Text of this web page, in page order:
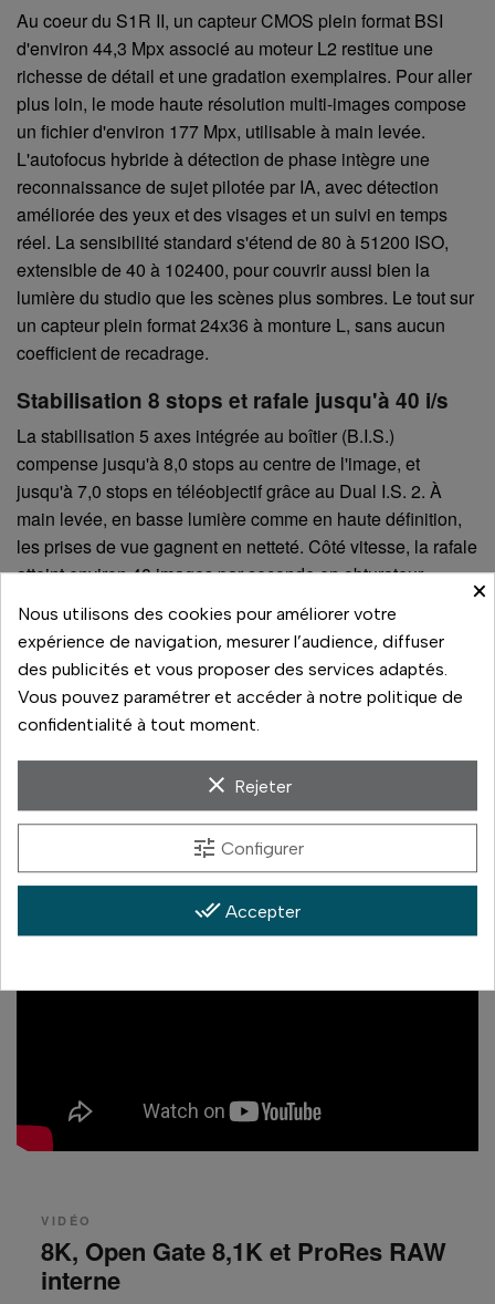
Au coeur du S1R II, un capteur CMOS plein format BSI
d'environ 44,3 Mpx associé au moteur L2 restitue une
richesse de détail et une gradation exemplaires. Pour aller
plus loin, le mode haute résolution multi-images compose
un fichier d'environ 177 Mpx, utilisable à main levée.
L'autofocus hybride à détection de phase intègre une
reconnaissance de sujet pilotée par IA, avec détection
améliorée des yeux et des visages et un suivi en temps
réel. La sensibilité standard s'étend de 80 à 51200 ISO,
extensible de 40 à 102400, pour couvrir aussi bien la
lumière du studio que les scènes plus sombres. Le tout sur
un capteur plein format 24x36 à monture L, sans aucun
coefficient de recadrage.
Stabilisation 8 stops et rafale jusqu'à 40 i/s
La stabilisation 5 axes intégrée au boîtier (B.I.S.)
compense jusqu'à 8,0 stops au centre de l'image, et
jusqu'à 7,0 stops en téléobjectif grâce au Dual I.S. 2. À
main levée, en basse lumière comme en haute définition,
les prises de vue gagnent en netteté. Côté vitesse, la rafale
atteint environ 40 images par seconde en obturateur
électronique, sans blackout et avec suivi AF continu. En
obturateur mécanique, le boîtier assure environ 10 images
par seconde.
VIDÉO
8K, Open Gate 8,1K et ProRes RAW
interne
×
Nous utilisons des cookies pour améliorer votre
expérience de navigation, mesurer l’audience, diffuser
des publicités et vous proposer des services adaptés.
Vous pouvez paramétrer et accéder à notre politique de
confidentialité à tout moment.
clear Rejeter
tune Configurer
done_all Accepter